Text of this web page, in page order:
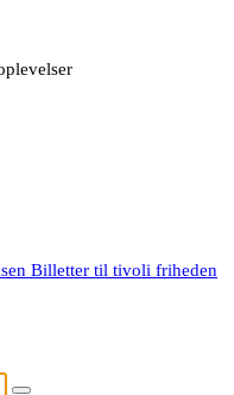
Billetter til tivoli friheden